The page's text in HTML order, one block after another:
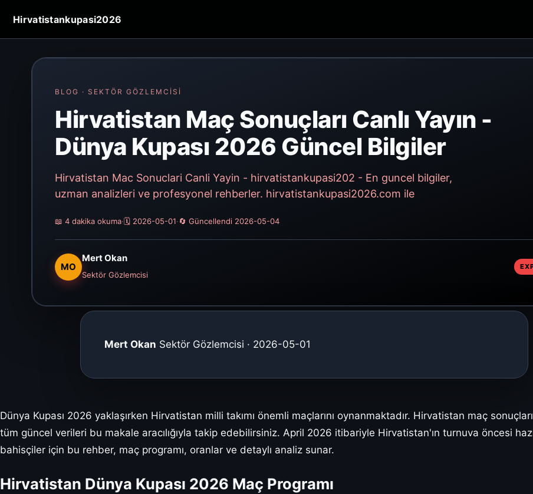
Hirvatistankupasi2026
BLOG · SEKTÖR GÖZLEMCISI
Hirvatistan Maç Sonuçları Canlı Yayın -
Dünya Kupası 2026 Güncel Bilgiler
Hirvatistan Mac Sonuclari Canli Yayin - hirvatistankupasi202 - En guncel bilgiler,
uzman analizleri ve profesyonel rehberler. hirvatistankupasi2026.com ile
📖 4 dakika okuma·🗓️ 2026-05-01·🔄 Güncellendi 2026-05-04
MO
Mert Okan
Sektör Gözlemcisi
Mert Okan Sektör Gözlemcisi · 2026-05-01
Dünya Kupası 2026 yaklaşırken Hirvatistan milli takımı önemli maçlarını oynanmaktadır. Hirvatistan maç
tüm güncel verileri bu makale aracılığıyla takip edebilirsiniz. April 2026 itibariyle Hirvatistan'ın turnuva öncesi
bahisçiler için bu rehber, maç programı, oranlar ve detaylı analiz sunar.
Hirvatistan Dünya Kupası 2026 Maç Programı